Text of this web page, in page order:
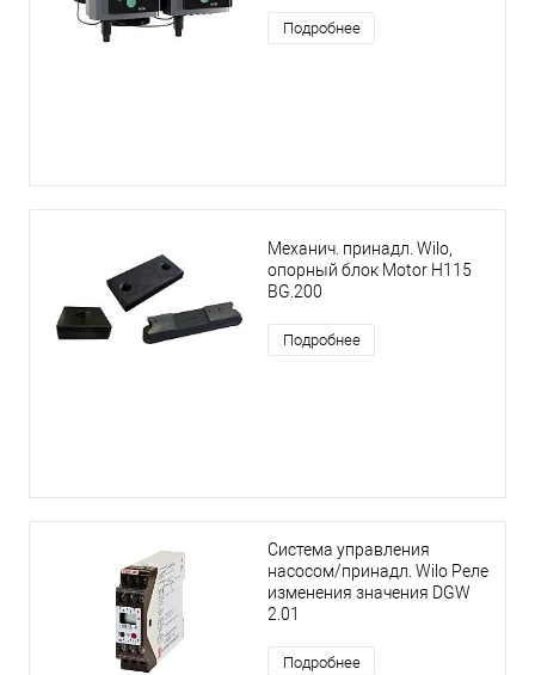
Подробнее
Механич. принадл. Wilo,
опорный блок Motor H115
BG.200
Подробнее
Система управления
насосом/принадл. Wilo Реле
изменения значения DGW
2.01
Подробнее